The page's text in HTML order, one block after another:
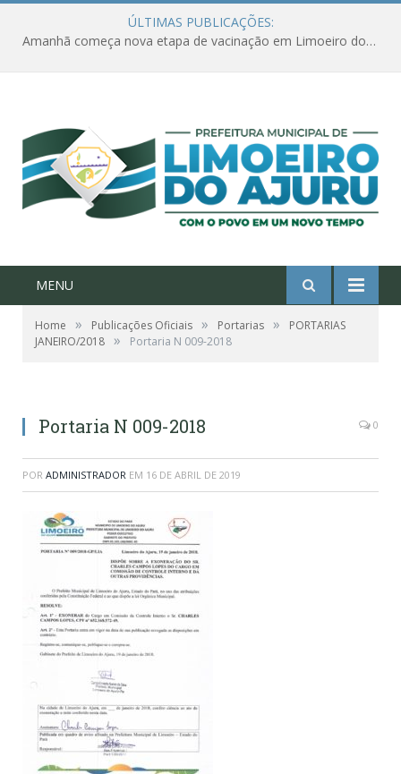
ÚLTIMAS PUBLICAÇÕES:
Amanhã começa nova etapa de vacinação em Limoeiro do Ajuru para idosos com 65 ou mais
MENU
Home » Publicações Oficiais » Portarias »
PORTARIAS
JANEIRO/2018 » Portaria N 009-2018
Portaria N 009-2018 0
POR ADMINISTRADOR EM 16 DE ABRIL DE 2019